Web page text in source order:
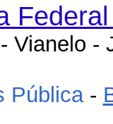
Vianelo -
Pública-